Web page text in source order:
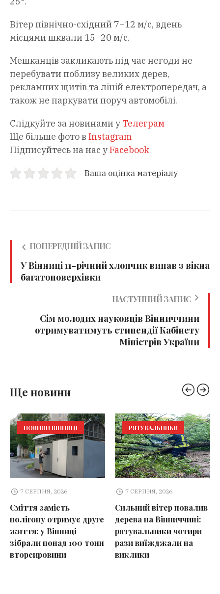
Вітер північно-східний 7–12 м/с, вдень
місцями шквали 15–20 м/с.
Мешканців закликають під час негоди не
перебувати поблизу великих дерев,
рекламних щитів та ліній електропередач, а
також не паркувати поруч автомобілі.
Слідкуйте за новинами у Телеграм
Ще більше фото в Instagram
Підписуйтесь на нас уFacebook
Ваша оцінка матеріалу
ПОПЕРЕДНІЙ ЗАПИС
У Вінниці 11-річний хлопчик випав з вікна
багатоповерхівки
НАСТУПНИЙ ЗАПИС
Сім молодих науковців Вінниччини
отримуватимуть стипендії Кабінету
Міністрів України
Ще новини
НОВИНИ ВІННИЦІ
7 СЕРПНЯ, 2026
Сміття замість
полігону отримує друге
життя: у Вінниці
зібрали понад 100 тонн
вторсировини
РЯТУВАЛЬНИКИ
7 СЕРПНЯ, 2026
Сильний вітер повалив
дерева на Вінниччині:
рятувальники чотири
рази виїжджали на
виклики